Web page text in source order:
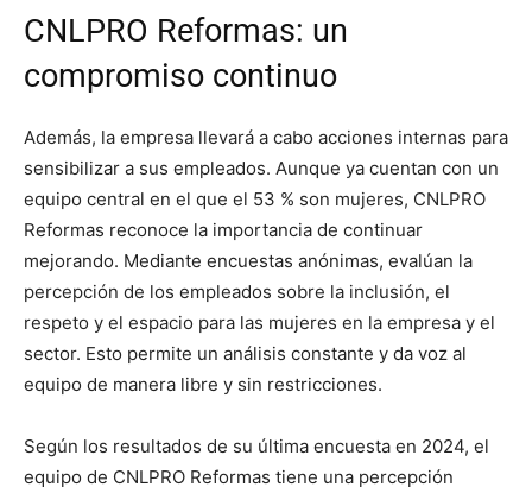
CNLPRO Reformas: un
compromiso continuo
Además, la empresa llevará a cabo acciones internas para
sensibilizar a sus empleados. Aunque ya cuentan con un
equipo central en el que el 53 % son mujeres, CNLPRO
Reformas reconoce la importancia de continuar
mejorando. Mediante encuestas anónimas, evalúan la
percepción de los empleados sobre la inclusión, el
respeto y el espacio para las mujeres en la empresa y el
sector. Esto permite un análisis constante y da voz al
equipo de manera libre y sin restricciones.
Según los resultados de su última encuesta en 2024, el
equipo de CNLPRO Reformas tiene una percepción